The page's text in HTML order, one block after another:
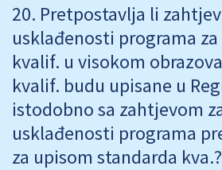
Pretpostavlja li
usklađenosti programa
kvalif. u visokom
kvalif. budu upisane u
istodobno sa zahtjevom
usklađenosti programa
za upisom standarda kva.?